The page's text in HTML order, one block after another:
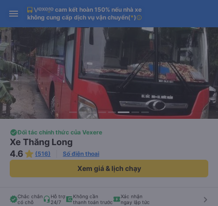
Tải app Vexere ngay!
Nhận ưu đãi thành viên độc
quyền
Tải app Vexere
-30k/ghế khi đặt vé máy bay qua
app
cam kết hoàn 150% nếu nhà xe
không cung cấp dịch vụ vận chuyển(*)info
Đối tác chính thức của Vexere
Xe Thăng Long
4.6
(516) Số điện thoại
Xem giá & lịch chạy
Chắc chắn
có chỗ
Hỗ trợ
24/7
Không cần
thanh toán trước
Xác nhận
ngay lập tức
keyboard_arrow_right